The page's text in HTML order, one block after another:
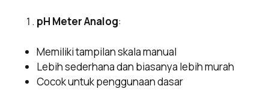
pH Meter Analog:
Memiliki tampilan skala manual
Lebih sederhana dan biasanya lebih murah
Cocok untuk penggunaan dasar